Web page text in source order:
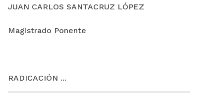
JUAN CARLOS SANTACRUZ LÓPEZ
Magistrado Ponente
RADICACIÓN ...